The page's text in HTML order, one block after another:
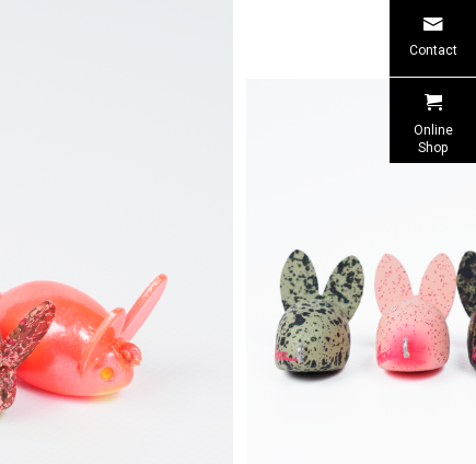
お知らせ
Contact
Online
Shop